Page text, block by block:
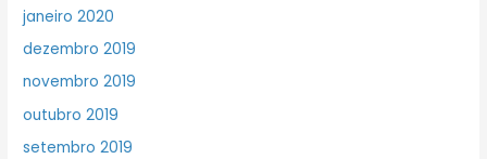
janeiro 2020
dezembro 2019
novembro 2019
outubro 2019
setembro 2019